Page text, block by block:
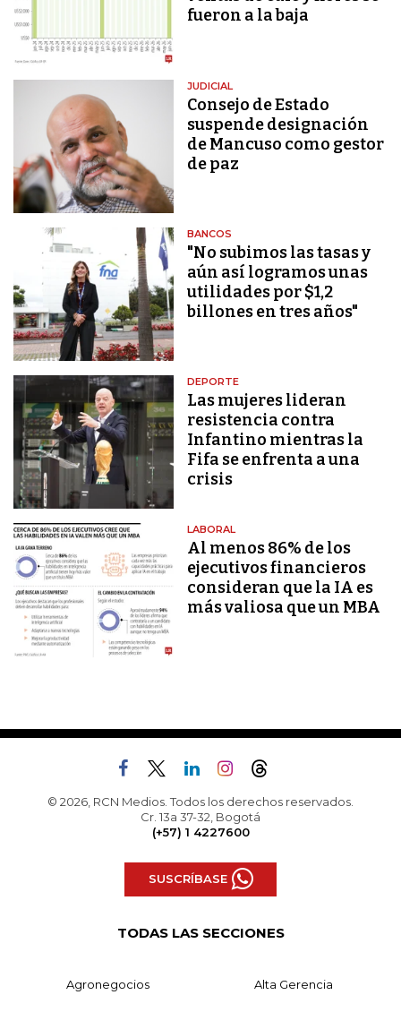
fueron a la baja
JUDICIAL
Consejo de Estado
suspende designación
de Mancuso como gestor
de paz
BANCOS
"No subimos las tasas y
aún así logramos unas
utilidades por $1,2
billones en tres años"
DEPORTE
Las mujeres lideran
resistencia contra
Infantino mientras la
Fifa se enfrenta a una
crisis
LABORAL
Al menos 86% de los
ejecutivos financieros
consideran que la IA es
más valiosa que un MBA
© 2026, RCN Medios. Todos los derechos reservados.
Cr. 13a 37-32, Bogotá
(+57) 1 4227600
SUSCRÍBASE
TODAS LAS SECCIONES
Agronegocios Alta Gerencia